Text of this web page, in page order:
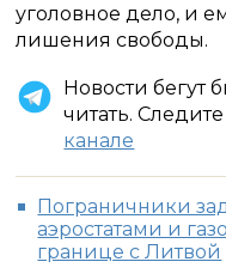
уголовное дело, и
лишения свободы.
Новости бегут
читать.
канале
Пограничники
аэростатами и
границе с Литвой